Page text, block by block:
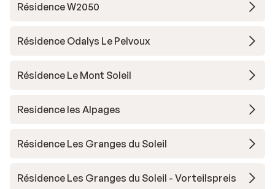
Résidence W2050
Résidence Odalys Le Pelvoux
Résidence Le Mont Soleil
Residence les Alpages
Résidence Les Granges du Soleil
Résidence Les Granges du Soleil - Vorteilspreis